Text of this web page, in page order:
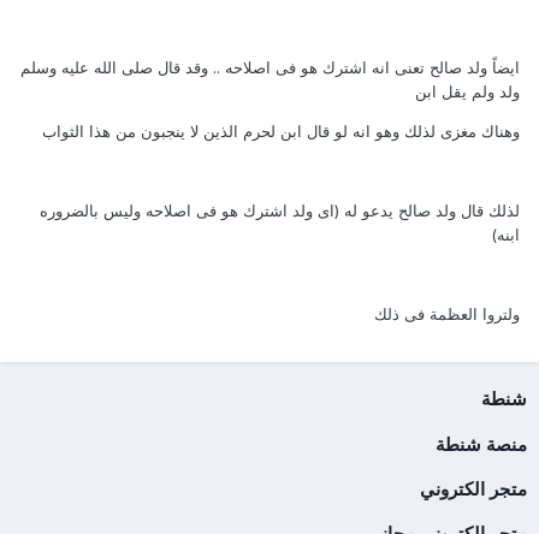
ايضاً ولد صالح تعنى انه اشترك هو فى اصلاحه .. وقد قال صلى الله عليه وسلم
ولد ولم يقل ابن
وهناك مغزى لذلك وهو انه لو قال ابن لحرم الذين لا ينجبون من هذا الثواب
لذلك قال ولد صالح يدعو له (اى ولد اشترك هو فى اصلاحه وليس بالضروره
ابنه)
ولتروا العظمة فى ذلك
شنطة
منصة شنطة
متجر الكتروني